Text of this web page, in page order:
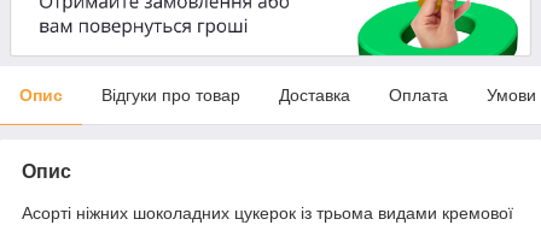
Опис Відгуки про товар Доставка Оплата Умови
Опис
Асорті ніжних шоколадних цукерок із трьома видами кремової